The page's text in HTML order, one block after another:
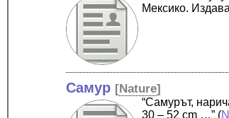
Мексико.
Самур [Nature]
“Самурът,
30 – 52 cm …” (